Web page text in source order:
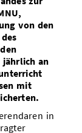
von den
jährlich an
mit
in